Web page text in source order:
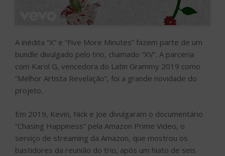
A inédita “X” e “Five More Minutes” fazem parte de um
bundle divulgado pelo trio, chamado “XV”. A parceria
com Karol G, vencedora do Latin Grammy 2019 como
“Melhor Artista Revelação”, foi a grande novidade do
projeto.
Em 2019, Kevin, Nick e Joe divulgaram o documentário
“Chasing Happiness” pela Amazon Prime Video, o
serviço de streaming da Amazon, que mostrou os
bastidores da reunião do trio, após um hiato de seis